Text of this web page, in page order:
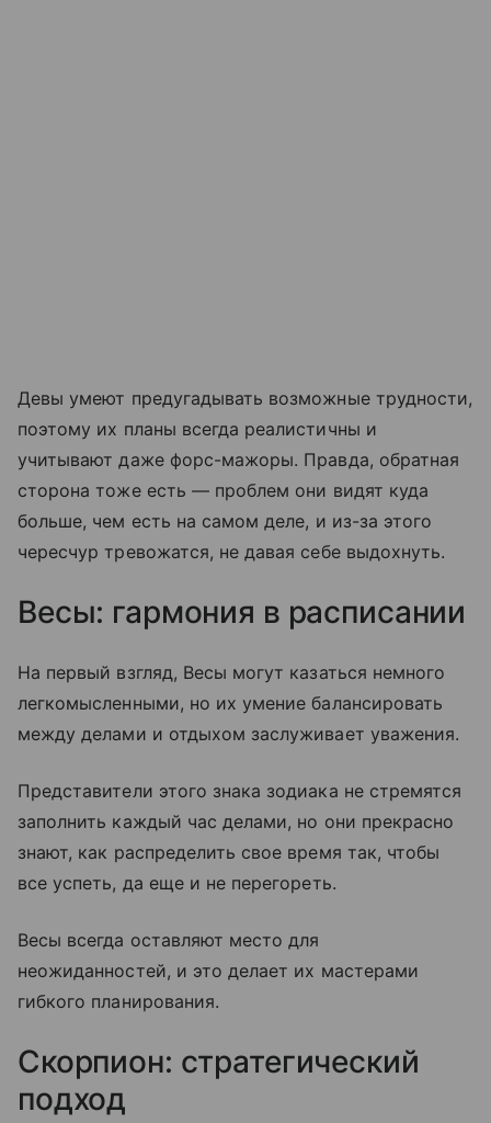
Девы умеют предугадывать возможные трудности,
поэтому их планы всегда реалистичны и
учитывают даже форс-мажоры. Правда, обратная
сторона тоже есть — проблем они видят куда
больше, чем есть на самом деле, и из-за этого
чересчур тревожатся, не давая себе выдохнуть.
Весы: гармония в расписании
На первый взгляд, Весы могут казаться немного
легкомысленными, но их умение балансировать
между делами и отдыхом заслуживает уважения.
Представители этого знака зодиака не стремятся
заполнить каждый час делами, но они прекрасно
знают, как распределить свое время так, чтобы
все успеть, да еще и не перегореть.
Весы всегда оставляют место для
неожиданностей, и это делает их мастерами
гибкого планирования.
Скорпион: стратегический
подход